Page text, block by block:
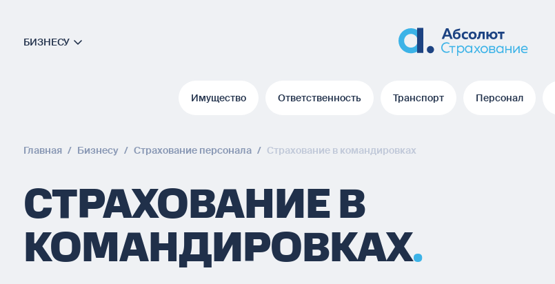
БИЗНЕСУ
Имущество Ответственность Транспорт Персонал
Главная / Бизнесу / Страхование персонала / Страхование в командировках
СТРАХОВАНИЕ В
КОМАНДИРОВКАХ